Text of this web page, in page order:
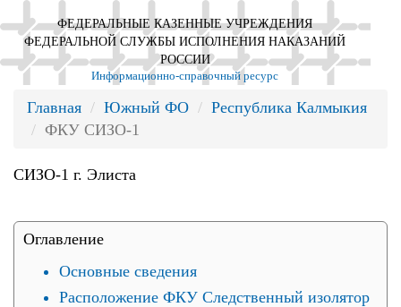
ФЕДЕРАЛЬНЫЕ КАЗЕННЫЕ УЧРЕЖДЕНИЯ
ФЕДЕРАЛЬНОЙ СЛУЖБЫ ИСПОЛНЕНИЯ НАКАЗАНИЙ
РОССИИ
Информационно-справочный ресурс
Главная Южный ФО
Республика Калмыкия
ФКУ СИЗО-1
СИЗО-1 г. Элиста
Оглавление
Основные сведения
Расположение ФКУ Следственный изолятор